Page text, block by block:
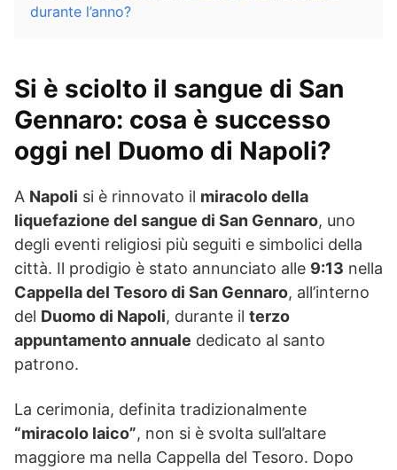
durante l’anno?
Si è sciolto il sangue di San
Gennaro: cosa è successo
oggi nel Duomo di Napoli?
A Napoli si è rinnovato il miracolo della
liquefazione del sangue di San Gennaro, uno
degli eventi religiosi più seguiti e simbolici della
città. Il prodigio è stato annunciato alle 9:13 nella
Cappella del Tesoro di San Gennaro, all’interno
del Duomo di Napoli, durante il terzo
appuntamento annuale dedicato al santo
patrono.
La cerimonia, definita tradizionalmente
“miracolo laico”, non si è svolta sull’altare
maggiore ma nella Cappella del Tesoro. Dopo